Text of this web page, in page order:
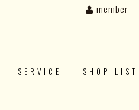
SERVICE SHOP LIST
member